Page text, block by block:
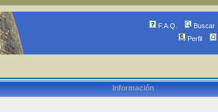
F.A.Q. Buscar
Perfil
Información